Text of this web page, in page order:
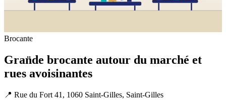
Brocante
Gran̈de brocante autour du marché et
rues avoisinantes
📍 Rue du Fort 41, 1060 Saint-Gilles, Saint-Gilles